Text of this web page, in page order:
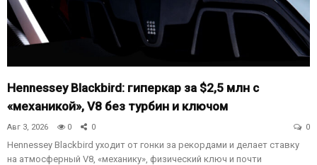
Hennessey Blackbird: гиперкар за $2,5 млн с
«механикой», V8 без турбин и ключом
Авг 3, 2026 0 0 0
Hennessey Blackbird уходит от гонки за рекордами и делает ставку
на атмосферный V8, «механику», физический ключ и почти